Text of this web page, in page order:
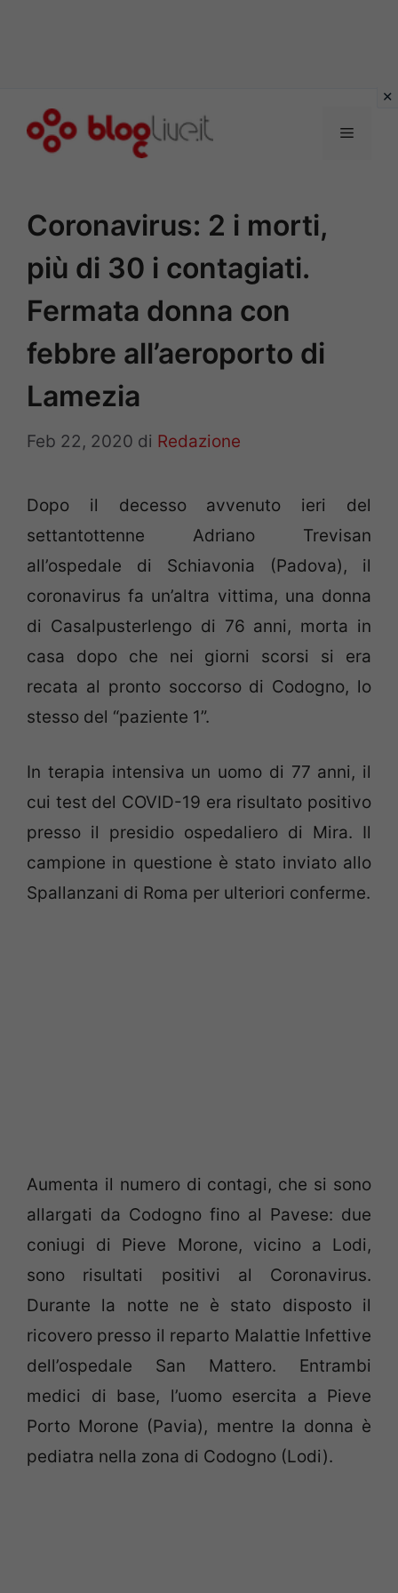
Menu
Coronavirus: 2 i morti,
più di 30 i contagiati.
Fermata donna con
febbre all’aeroporto di
Lamezia
Feb 22, 2020 di Redazione
Dopo il decesso avvenuto ieri del
settantottenne Adriano Trevisan
all’ospedale di Schiavonia (Padova), il
coronavirus fa un’altra vittima, una donna
di Casalpusterlengo di 76 anni, morta in
casa dopo che nei giorni scorsi si era
recata al pronto soccorso di Codogno, lo
stesso del “paziente 1”.
In terapia intensiva un uomo di 77 anni, il
cui test del COVID-19 era risultato positivo
presso il presidio ospedaliero di Mira. Il
campione in questione è stato inviato allo
Spallanzani di Roma per ulteriori conferme.
Aumenta il numero di contagi, che si sono
allargati da Codogno fino al Pavese: due
coniugi di Pieve Morone, vicino a Lodi,
sono risultati positivi al Coronavirus.
Durante la notte ne è stato disposto il
ricovero presso il reparto Malattie Infettive
dell’ospedale San Mattero. Entrambi
medici di base, l’uomo esercita a Pieve
Porto Morone (Pavia), mentre la donna è
pediatra nella zona di Codogno (Lodi).